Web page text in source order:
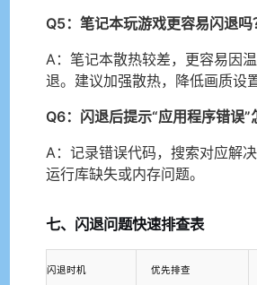
Q5：笔记本玩游戏更容易闪退吗
A：笔记本散热较差，更容易因
退。建议加强散热，降低画质设置
Q6：闪退后提示“应用程序错误”
A：记录错误代码，搜索对应解
运行库缺失或内存问题。
七、闪退问题快速排查表
闪退时机 优先排查